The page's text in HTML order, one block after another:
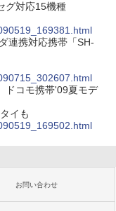
グ対応15機種
連携対応携帯「SH-
ドコモ携帯'09夏モデ
イも
お問い合わせ